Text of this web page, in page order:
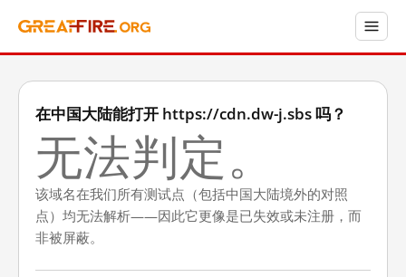
在中国大陆能打开 https://cdn.dw-j.sbs 吗？
无法判定。
该域名在我们所有测试点（包括中国大陆境外的对照
点）均无法解析——因此它更像是已失效或未注册，而
非被屏蔽。